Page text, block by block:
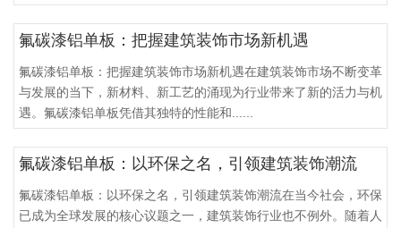
氟碳漆铝单板：把握建筑装饰市场新机遇
氟碳漆铝单板：把握建筑装饰市场新机遇在建筑装饰市场不断变革
与发展的当下，新材料、新工艺的涌现为行业带来了新的活力与机
遇。氟碳漆铝单板凭借其独特的性能和......
氟碳漆铝单板：以环保之名，引领建筑装饰潮流
氟碳漆铝单板：以环保之名，引领建筑装饰潮流在当今社会，环保
已成为全球发展的核心议题之一，建筑装饰行业也不例外。随着人